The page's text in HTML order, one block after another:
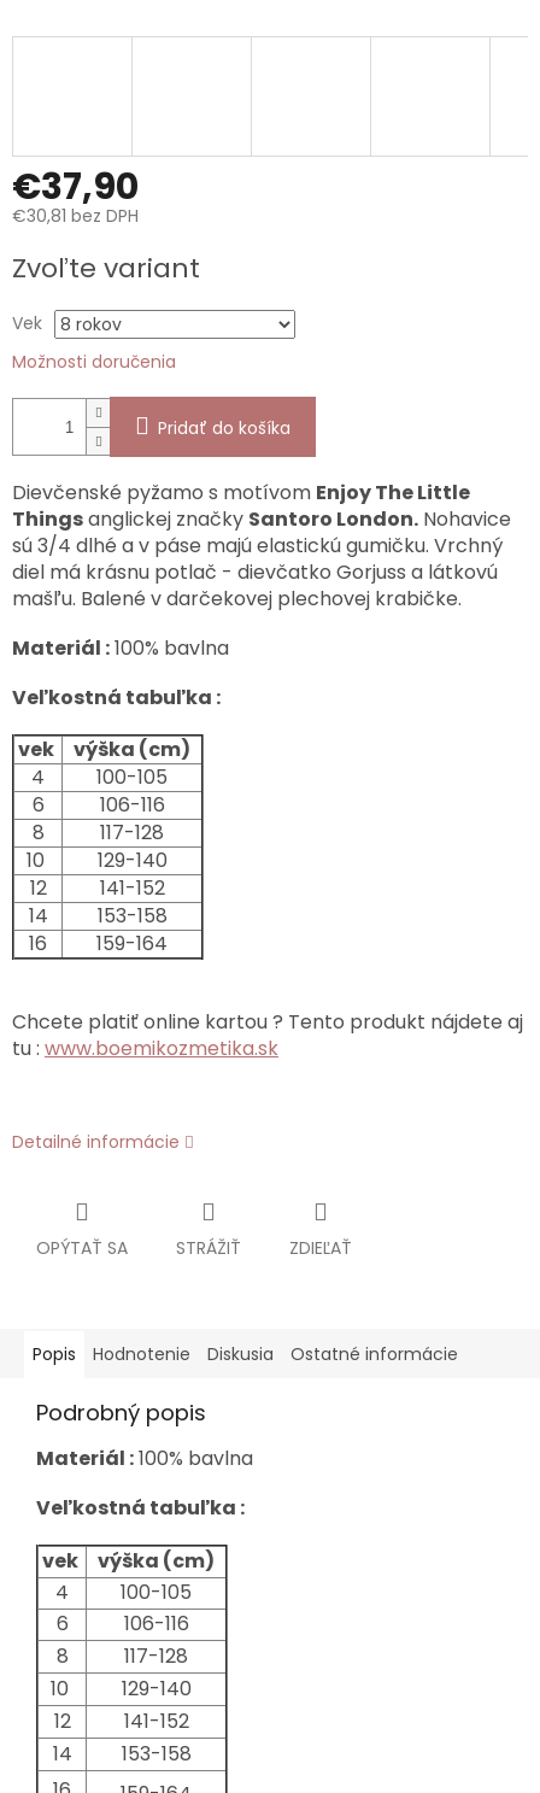
€37,90
€30,81 bez DPH
cena:
Zvoľte variant
Vek
Možnosti doručenia
Pridať do košíka
Dievčenské pyžamo s motívom Enjoy The Little
Thingsanglickej značky Santoro London. Nohavice
sú 3/4 dlhé a v páse majú elastickú gumičku. Vrchný
diel má krásnu potlač - dievčatko Gorjuss a látkovú
mašľu. Balené v darčekovej plechovej krabičke.
Materiál :100% bavlna
Veľkostná tabuľka :
vek
výška (cm)
4
100-105
6
106-116
8
117-128
10
129-140
12
141-152
14
153-158
16
159-164
Chcete platiť online kartou ? Tento produkt nájdete aj
tu : www.boemikozmetika.sk
Detailné informácie
OPÝTAŤ SA STRÁŽIŤ ZDIEĽAŤ
Popis Hodnotenie Diskusia Ostatné informácie
Podrobný popis
Materiál :100% bavlna
Veľkostná tabuľka :
vek
výška (cm)
4
100-105
6
106-116
8
117-128
10
129-140
12
141-152
14
153-158